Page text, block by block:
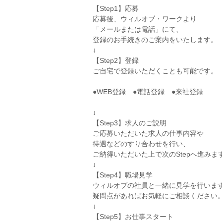
【Step1】応募
応募後、ウィルオブ・ワークより
「メールまたは電話」にて、
登録のお手続きのご案内をいたします。
↓
【Step2】登録
ご自宅で登録いただくことも可能です。
●WEB登録 ●電話登録 ●来社登録
↓
【Step3】求人のご説明
ご応募いただいた求人の仕事内容や
待遇などのすり合わせを行い、
ご納得いただいた上で次のStepへ進みま
↓
【Step4】職場見学
ウィルオブの社員と一緒に見学を行います
疑問点があればお気軽にご相談ください。
↓
【Step5】お仕事スタート